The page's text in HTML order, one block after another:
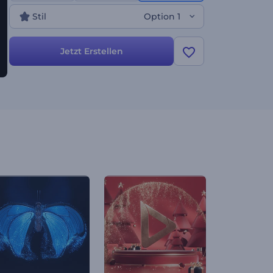
begeistern Sie Ihr Publikum vom ersten Moment
an!
Stil Option 1
Jetzt Erstellen